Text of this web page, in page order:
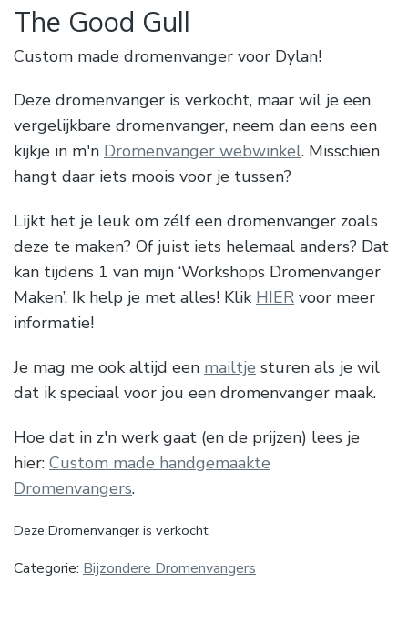
The Good Gull
Custom made dromenvanger voor Dylan!
Deze dromenvanger is verkocht, maar wil je een
vergelijkbare dromenvanger, neem dan eens een
kijkje in m'n Dromenvanger webwinkel. Misschien
hangt daar iets moois voor je tussen?
Lijkt het je leuk om zélf een dromenvanger zoals
deze te maken? Of juist iets helemaal anders? Dat
kan tijdens 1 van mijn ‘Workshops Dromenvanger
Maken’. Ik help je met alles! Klik HIER voor meer
informatie!
Je mag me ook altijd een mailtje sturen als je wil
dat ik speciaal voor jou een dromenvanger maak.
Hoe dat in z'n werk gaat (en de prijzen) lees je
hier: Custom made handgemaakte
Dromenvangers.
Deze Dromenvanger is verkocht
Categorie: Bijzondere Dromenvangers